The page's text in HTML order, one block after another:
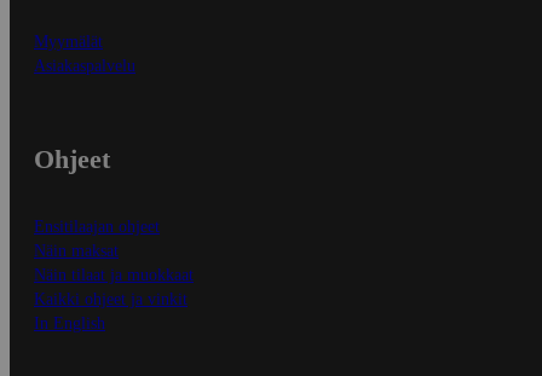
Myymälät
Asiakaspalvelu
Ohjeet
Ensitilaajan ohjeet
Näin maksat
Näin tilaat ja muokkaat
Kaikki ohjeet ja vinkit
In English